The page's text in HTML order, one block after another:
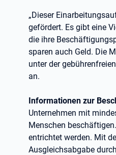
„Dieser
gefördert. Es gibt eine
die ihre
sparen auch Geld. Die
unter der
an.
Informationen zur
Unternehmen mit
Menschen
entrichtet werden. Mit
Ausgleichsabgabe